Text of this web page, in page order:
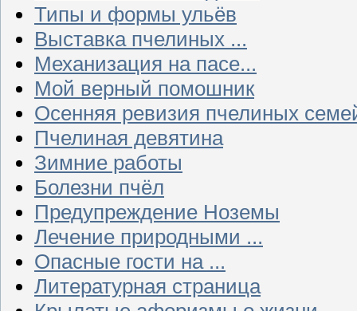
Типы и формы ульёв
Выставка пчелиных ...
Механизация на пасе...
Мой верный помошник
Осенняя ревизия пчелиных
Пчелиная девятина
Зимние работы
Болезни пчёл
Предупреждение Ноземы
Лечение природными ...
Опасные гости на ...
Литературная страница